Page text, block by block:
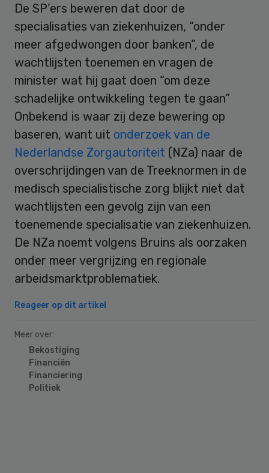
De SP’ers beweren dat door de
specialisaties van ziekenhuizen, “onder
meer afgedwongen door banken”, de
wachtlijsten toenemen en vragen de
minister wat hij gaat doen “om deze
schadelijke ontwikkeling tegen te gaan”
Onbekend is waar zij deze bewering op
baseren, want uit onderzoek van de
Nederlandse Zorgautoriteit (NZa) naar de
overschrijdingen van de Treeknormen in de
medisch specialistische zorg blijkt niet dat
wachtlijsten een gevolg zijn van een
toenemende specialisatie van ziekenhuizen.
De NZa noemt volgens Bruins als oorzaken
onder meer vergrijzing en regionale
arbeidsmarktproblematiek.
Reageer op dit artikel
Meer over:
Bekostiging
Financiën
Financiering
Politiek